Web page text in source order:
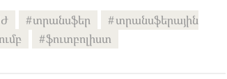
տրանսֆեր
տրանսֆերային
ֆուտբոլիստ